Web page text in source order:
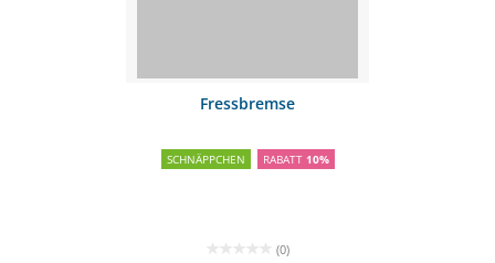
Fressbremse
SCHNÄPPCHEN RABATT 10%
(0)